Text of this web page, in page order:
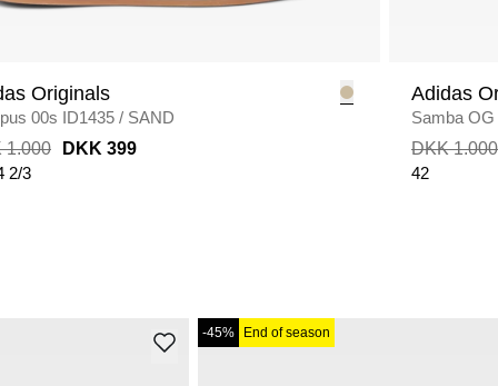
Originals
00s ID1435 / SAND
1.000
DKK 399
2/3
Adidas
Samba
DKK 1.000
42
-45% End of season